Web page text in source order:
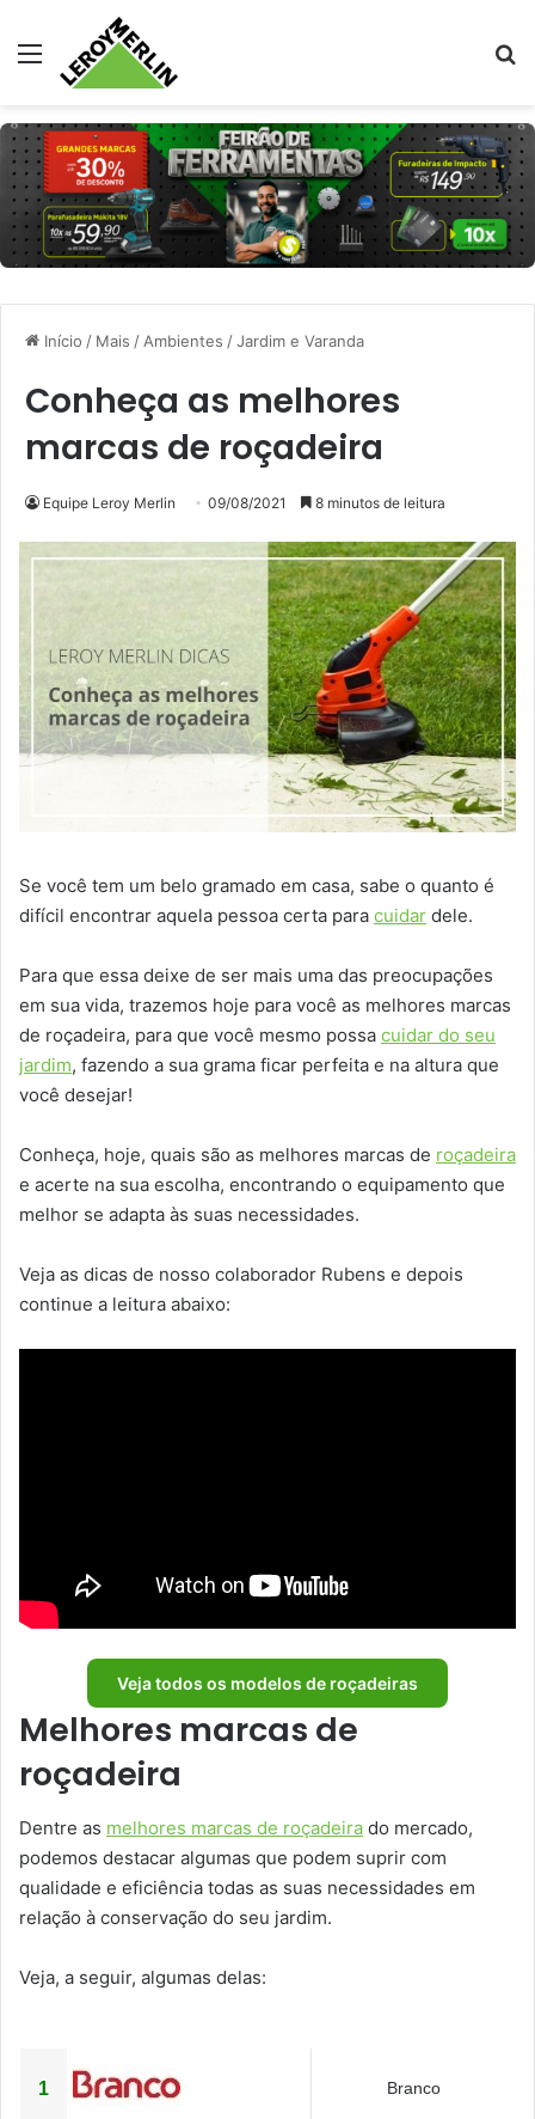
Menu
Início / Mais /Ambientes /Jardim e Varanda
Conheça as melhores
marcas de roçadeira
Equipe Leroy Merlin 09/08/2021 8 minutos de leitura
Se você tem um belo gramado em casa, sabe o quanto é
difícil encontrar aquela pessoa certa para cuidar dele.
Para que essa deixe de ser mais uma das preocupações
em sua vida, trazemos hoje para você as melhores marcas
de roçadeira, para que você mesmo possa cuidar do seu
jardim, fazendo a sua grama ficar perfeita e na altura que
você desejar!
Conheça, hoje, quais são as melhores marcas de roçadeira
e acerte na sua escolha, encontrando o equipamento que
melhor se adapta às suas necessidades.
Veja as dicas de nosso colaborador Rubens e depois
continue a leitura abaixo:
Veja todos os modelos de roçadeiras
Melhores marcas de
roçadeira
Dentre as melhores marcas de roçadeira do mercado,
podemos destacar algumas que podem suprir com
qualidade e eficiência todas as suas necessidades em
relação à conservação do seu jardim.
Veja, a seguir, algumas delas:
1 Branco